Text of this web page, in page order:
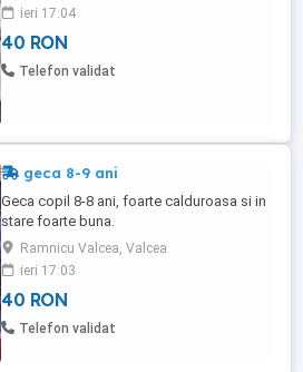
ieri 17:04
40 RON
Telefon validat
geca 8-9 ani
Geca copil 8-8 ani, foarte calduroasa si in
stare foarte buna.
Ramnicu Valcea, Valcea
ieri 17:03
40 RON
Telefon validat